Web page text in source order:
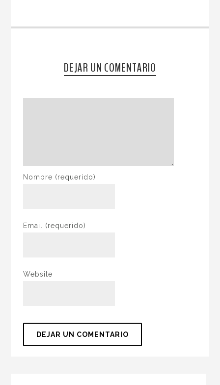
DEJAR UN COMENTARIO
Nombre (requerido)
Email (requerido)
Website